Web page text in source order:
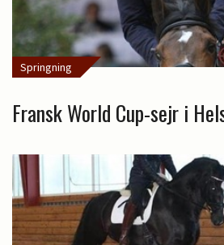
Springning
Fransk World Cup-sejr i